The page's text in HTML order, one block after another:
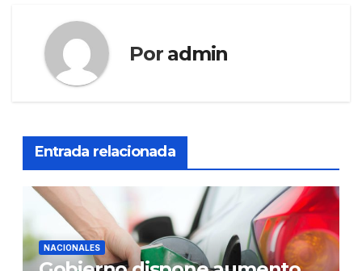
Por admin
Entrada relacionada
NACIONALES